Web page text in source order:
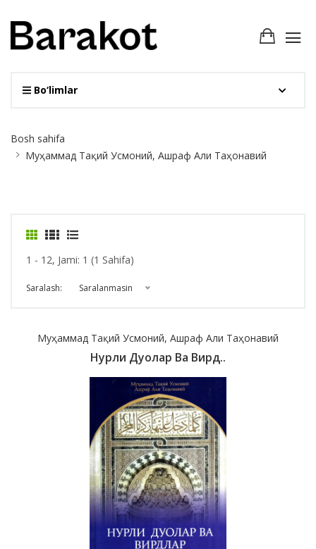
Bo‘limlar
Breadcrumb
Bosh sahifa
Муҳаммад Тақий Усмоний, Ашраф Али Таҳонавий
1 - 12, Jami: 1 (1 Sahifa)
Saralash: Saralanmasin
Муҳаммад Тақий Усмоний, Ашраф Али Таҳонавий
Нурли Дуолар Ва Вирд..